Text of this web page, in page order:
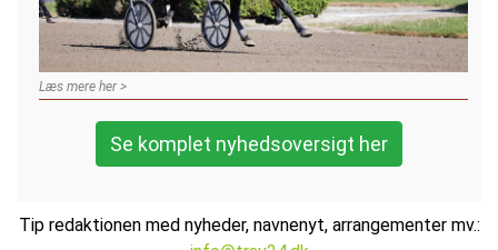
Læs mere her >
Se komplet nyhedsoversigt her
Tip redaktionen med nyheder, navnenyt, arrangementer mv.: